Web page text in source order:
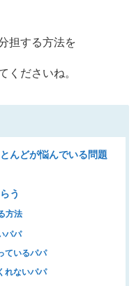
担する方法を
くださいね。
んどが悩んでいる問題
う
方法
パパ
ているパパ
れないパパ